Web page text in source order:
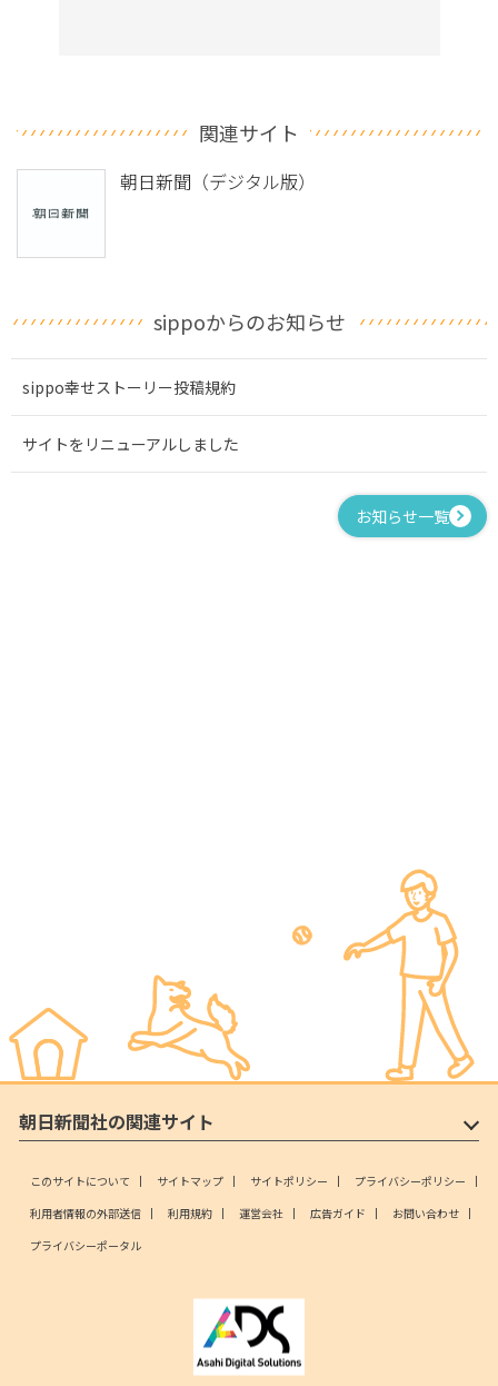
関連サイト
朝日新聞（デジタル版）
sippoからのお知らせ
sippo幸せストーリー投稿規約
サイトをリニューアルしました
お知らせ一覧
朝日新聞社の関連サイト
このサイトについて サイトマップ サイトポリシー
プライバシーポリシー
利用者情報の外部送信
利用規約 運営会社 広告ガイド
お問い合わせ
プライバシーポータル